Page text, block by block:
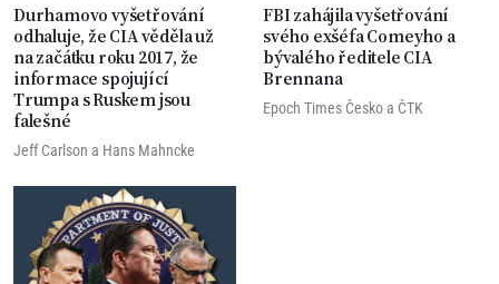
Durhamovo vyšetřování
odhaluje, že CIA věděla už
na začátku roku 2017, že
informace spojující
Trumpa s Ruskem jsou
falešné
Jeff Carlson a Hans Mahncke
FBI zahájila vyšetřování
svého exšéfa Comeyho a
bývalého ředitele CIA
Brennana
Epoch Times Česko a ČTK